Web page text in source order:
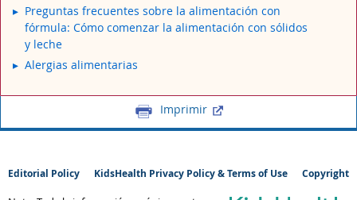
Preguntas frecuentes sobre la alimentación con
fórmula: Cómo comenzar la alimentación con sólidos
y leche
Alergias alimentarias
Imprimir
Editorial Policy KidsHealth Privacy Policy & Terms of Use Copyright